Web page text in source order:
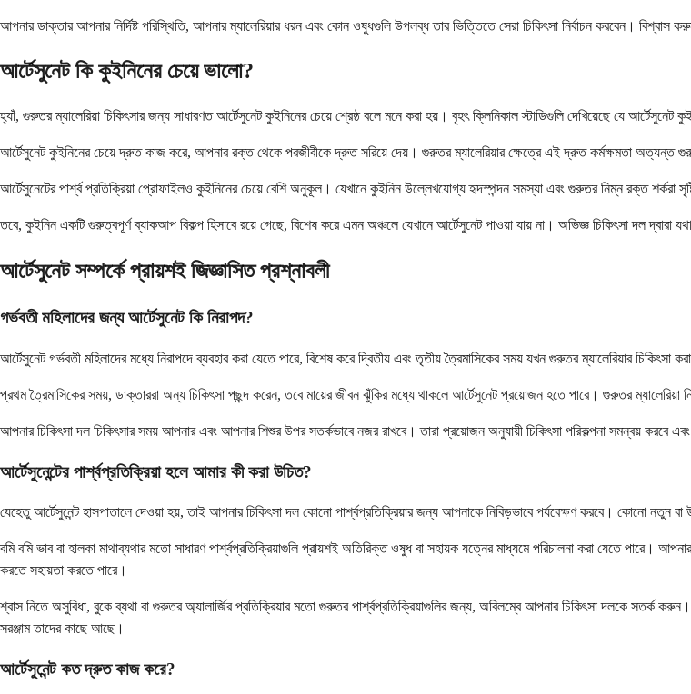
আপনার ডাক্তার আপনার নির্দিষ্ট পরিস্থিতি, আপনার ম্যালেরিয়ার ধরন এবং কোন ওষুধগুলি উপলব্ধ তার ভিত্তিতে সেরা চিকিৎসা নির্বাচন করবেন। বিশ্বাস
আর্টেসুনেট কি কুইনিনের চেয়ে ভালো?
হ্যাঁ, গুরুতর ম্যালেরিয়া চিকিৎসার জন্য সাধারণত আর্টেসুনেট কুইনিনের চেয়ে শ্রেষ্ঠ বলে মনে করা হয়। বৃহৎ ক্লিনিকাল স্টাডিগুলি দেখিয়েছে যে
আর্টেসুনেট কুইনিনের চেয়ে দ্রুত কাজ করে, আপনার রক্ত ​​থেকে পরজীবীকে দ্রুত সরিয়ে দেয়। গুরুতর ম্যালেরিয়ার ক্ষেত্রে এই দ্রুত কর্মক্ষমতা অত্যন্ত
আর্টেসুনেটের পার্শ্ব প্রতিক্রিয়া প্রোফাইলও কুইনিনের চেয়ে বেশি অনুকূল। যেখানে কুইনিন উল্লেখযোগ্য হৃদস্পন্দন সমস্যা এবং গুরুতর নিম্ন রক্ত ​​শর্করা
তবে, কুইনিন একটি গুরুত্বপূর্ণ ব্যাকআপ বিকল্প হিসাবে রয়ে গেছে, বিশেষ করে এমন অঞ্চলে যেখানে আর্টেসুনেট পাওয়া যায় না। অভিজ্ঞ চিকিৎসা দল দ্বারা
আর্টেসুনেট সম্পর্কে প্রায়শই জিজ্ঞাসিত প্রশ্নাবলী
গর্ভবতী মহিলাদের জন্য আর্টেসুনেট কি নিরাপদ?
আর্টেসুনেট গর্ভবতী মহিলাদের মধ্যে নিরাপদে ব্যবহার করা যেতে পারে, বিশেষ করে দ্বিতীয় এবং তৃতীয় ত্রৈমাসিকের সময় যখন গুরুতর ম্যালেরিয়ার
প্রথম ত্রৈমাসিকের সময়, ডাক্তাররা অন্য চিকিৎসা পছন্দ করেন, তবে মায়ের জীবন ঝুঁকির মধ্যে থাকলে আর্টেসুনেট প্রয়োজন হতে পারে। গুরুতর
আপনার চিকিৎসা দল চিকিৎসার সময় আপনার এবং আপনার শিশুর উপর সতর্কভাবে নজর রাখবে। তারা প্রয়োজন অনুযায়ী চিকিৎসা পরিকল্পনা সমন্বয়
আর্টেসুনেন্টের পার্শ্বপ্রতিক্রিয়া হলে আমার কী করা উচিত?
যেহেতু আর্টেসুনেন্ট হাসপাতালে দেওয়া হয়, তাই আপনার চিকিৎসা দল কোনো পার্শ্বপ্রতিক্রিয়ার জন্য আপনাকে নিবিড়ভাবে পর্যবেক্ষণ করবে। কোনো নতুন বা
বমি বমি ভাব বা হালকা মাথাব্যথার মতো সাধারণ পার্শ্বপ্রতিক্রিয়াগুলি প্রায়শই অতিরিক্ত ওষুধ বা সহায়ক যত্নের মাধ্যমে পরিচালনা করা যেতে পারে।
করতে সহায়তা করতে পারে।
শ্বাস নিতে অসুবিধা, বুকে ব্যথা বা গুরুতর অ্যালার্জির প্রতিক্রিয়ার মতো গুরুতর পার্শ্বপ্রতিক্রিয়াগুলির জন্য, অবিলম্বে আপনার চিকিৎসা দলকে সতর্ক
সরঞ্জাম তাদের কাছে আছে।
আর্টেসুনেন্ট কত দ্রুত কাজ করে?